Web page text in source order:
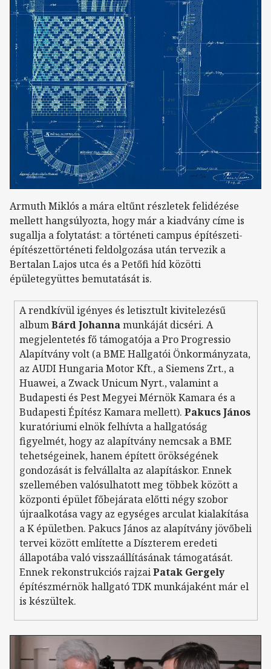
Armuth Miklós a mára eltűnt részletek felidézése
mellett hangsúlyozta, hogy már a kiadvány címe is
sugallja a folytatást: a történeti campus építészeti-
építészettörténeti feldolgozása után tervezik a
Bertalan Lajos utca és a Petőfi híd közötti
épületegyüttes bemutatását is.
A rendkívül igényes és letisztult kivitelezésű
albumBárd Johannamunkáját dicséri. A
megjelentetés fő támogatója a Pro Progressio
Alapítvány volt (a BME Hallgatói Önkormányzata,
az AUDI Hungaria Motor Kft., a Siemens Zrt., a
Huawei, a Zwack Unicum Nyrt., valamint a
Budapesti és Pest Megyei Mérnök Kamara és a
Budapesti Építész Kamara mellett). Pakucs János
kuratóriumi elnök felhívta a hallgatóság
figyelmét, hogy az alapítvány nemcsak a BME
tehetségeinek, hanem épített örökségének
gondozását is felvállalta az alapításkor. Ennek
szellemében valósulhatott meg többek között a
központi épület főbejárata előtti négy szobor
újraalkotása vagy az egységes arculat kialakítása
a K épületben. Pakucs János az alapítvány jövőbeli
tervei között említette a Díszterem eredeti
állapotába való visszaállításának támogatását.
Ennek rekonstrukciós rajzaiPatak Gergely
építészmérnök hallgató TDK munkájaként már el
is készültek.